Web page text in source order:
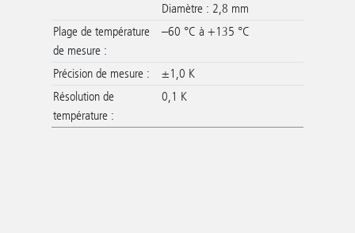
Diamètre : 2,8 mm
Plage de température
de mesure :
–60 °C à +135 °C
Précision de mesure :
±1,0 K
Résolution de
température :
0,1 K